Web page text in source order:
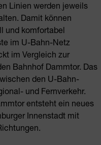
Linien werden jeweils
Damit können
und komfortabel
im U-Bahn-Netz
im Vergleich zur
Bahnhof Dammtor. Das
den U-Bahn-
und Fernverkehr.
entsteht ein neues
Innenstadt mit